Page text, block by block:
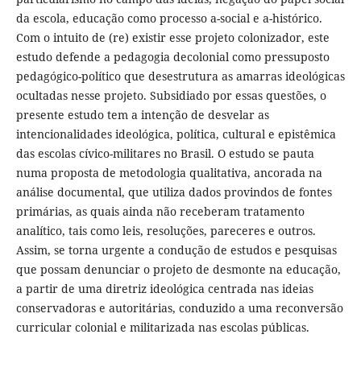
da escola, educação como processo a-social e a-histórico.
Com o intuito de (re) existir esse projeto colonizador, este
estudo defende a pedagogia decolonial como pressuposto
pedagógico-político que desestrutura as amarras ideológicas
ocultadas nesse projeto. Subsidiado por essas questões, o
presente estudo tem a intenção de desvelar as
intencionalidades ideológica, política, cultural e epistêmica
das escolas cívico-militares no Brasil. O estudo se pauta
numa proposta de metodologia qualitativa, ancorada na
análise documental, que utiliza dados provindos de fontes
primárias, as quais ainda não receberam tratamento
analítico, tais como leis, resoluções, pareceres e outros.
Assim, se torna urgente a condução de estudos e pesquisas
que possam denunciar o projeto de desmonte na educação,
a partir de uma diretriz ideológica centrada nas ideias
conservadoras e autoritárias, conduzido a uma reconversão
curricular colonial e militarizada nas escolas públicas.